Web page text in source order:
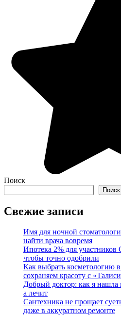
Поиск
Поиск
Свежие записи
Имя для ночной
найти врача вовремя
Ипотека 2% для
чтобы точно одобрили
Как выбрать косметологию
сохраняем красоту с
Добрый доктор: как я нашла
а лечит
Сантехника не прощает
даже в аккуратном ремонте